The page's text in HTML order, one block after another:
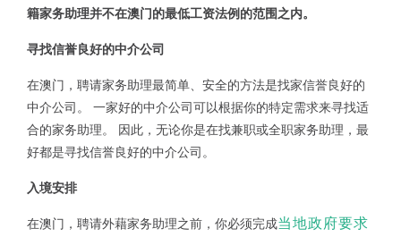
籍家务助理并不在澳门的最低工资法例的范围之内。
寻找信誉良好的中介公司
在澳门，聘请家务助理最简单、安全的方法是找家信誉良好的
中介公司。 一家好的中介公司可以根据你的特定需求来寻找适
合的家务助理。 因此，无论你是在找兼职或全职家务助理，最
好都是寻找信誉良好的中介公司。
入境安排
在澳门，聘请外藉家务助理之前，你必须完成当地政府要求